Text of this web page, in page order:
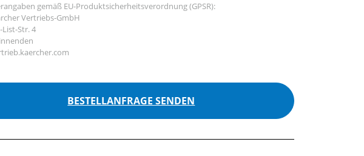
gemäß EU-Produktsicherheitsverordnung (GPSR):
Vertriebs-GmbH
Str. 4
BESTELLANFRAGE SENDEN